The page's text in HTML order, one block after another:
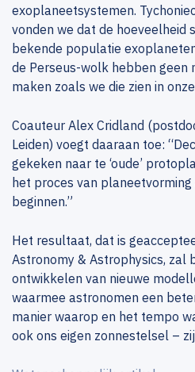
exoplaneetsystemen.
vonden we dat de hoeveelheid
bekende populatie
de Perseus-wolk hebben geen
maken zoals we die zien in
Coauteur Alex Cridland
Leiden) voegt daaraan toe:
gekeken naar te ‘oude’
het proces van
beginnen.”
Het resultaat, dat is
Astronomy & Astrophysics, zal
ontwikkelen van nieuwe
waarmee astronomen een
manier waarop en het tempo
ook ons eigen zonnestelsel –